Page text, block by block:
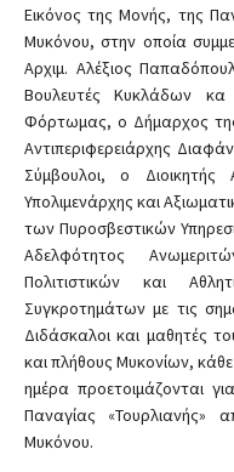
Εικόνος της Μονής, της
Μυκόνου, στην οποία
Αρχιμ. Αλέξιος
Βουλευτές Κυκλάδων κα
Φόρτωμας, ο Δήμαρχος
Αντιπεριφερειάρχης
Σύμβουλοι, ο
Υπολιμενάρχης και
των Πυροσβεστικών
Αδελφότητος
Πολιτιστικών και
Συγκροτημάτων με τις
Διδάσκαλοι και μαθητές
και πλήθους Μυκονίων, κάθε
ημέρα προετοιμάζονται
Παναγίας
Μυκόνου.